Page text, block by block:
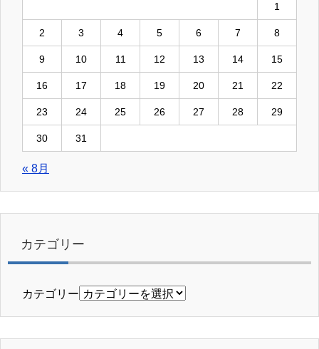
1
2 3 4 5 6 7 8
9 10 11 12 13 14 15
16 17 18 19 20 21 22
23 24 25 26 27 28 29
30 31
« 8月
カテゴリー
カテゴリー